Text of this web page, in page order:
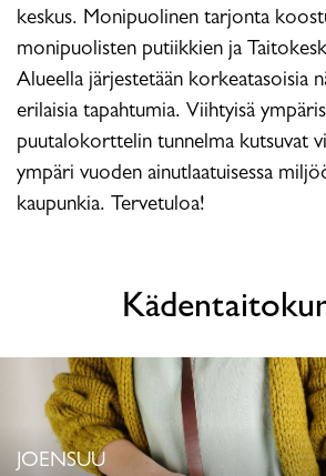
keskus. Monipuolinen tarjonta
monipuolisten putiikkien ja
Alueella järjestetään korkeatasoisia
erilaisia tapahtumia. Viihtyisä
puutalokorttelin tunnelma kutsuvat
ympäri vuoden ainutlaatuisessa
kaupunkia. Tervetuloa!
JOENSUU